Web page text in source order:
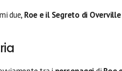
due, Roe e il Segreto di Overville